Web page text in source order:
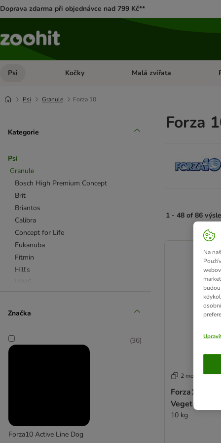
Doprava zdarma při objednávce nad 799 Kč**
Psi Otevřít menu: Psi
Kočky Otevřít menu: Kočky
Malá zvířata
Psi Granule Forza 10
Kategorie
Psi
Granule
Bosch High Premium Concept
Brit
Briantos
Calibra
Concept for Life
Eukanuba
Fitmin
Hill's
Royal Canin Breed
Advance Veterinary Diets
Affinity Libra
Značka
Forza10 Active Line Dog
(36)
Forza
1 - 48 of 86
product items
2 možností
Forza10 Bio
Vegetal s
10 kg
Na